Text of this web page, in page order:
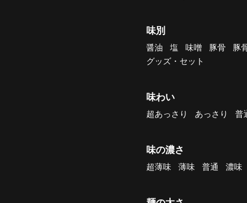
味別
醤油 塩 味噌 豚骨 豚
グッズ・セット
味わい
超あっさり あっさり 普
味の濃さ
超薄味 薄味 普通 濃味